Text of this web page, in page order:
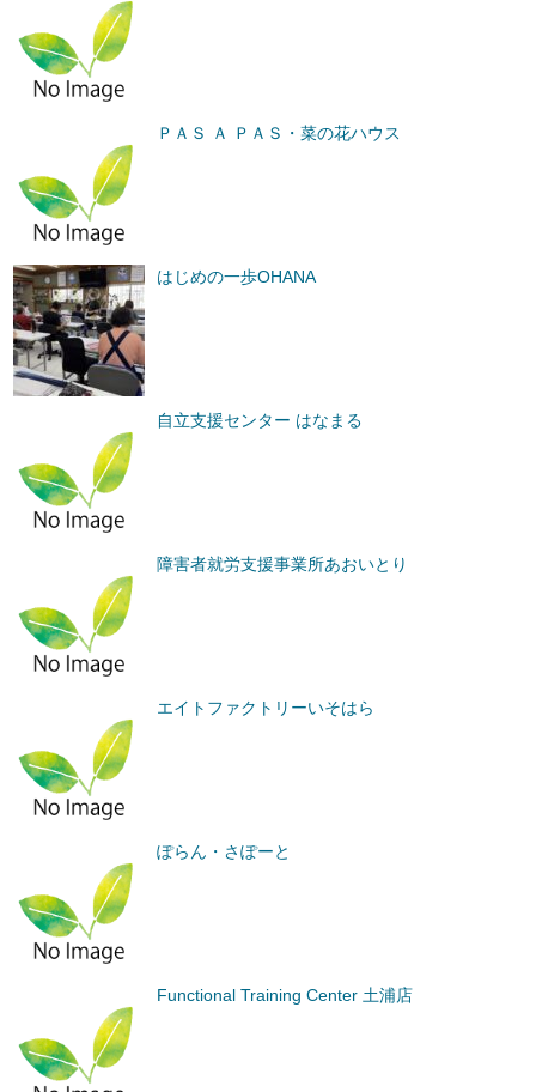
ＰＡＳ Ａ ＰＡＳ・菜の花ハウス
はじめの一歩OHANA
自立支援センター はなまる
障害者就労支援事業所あおいとり
エイトファクトリーいそはら
ぽらん・さぽーと
Functional Training Center 土浦店